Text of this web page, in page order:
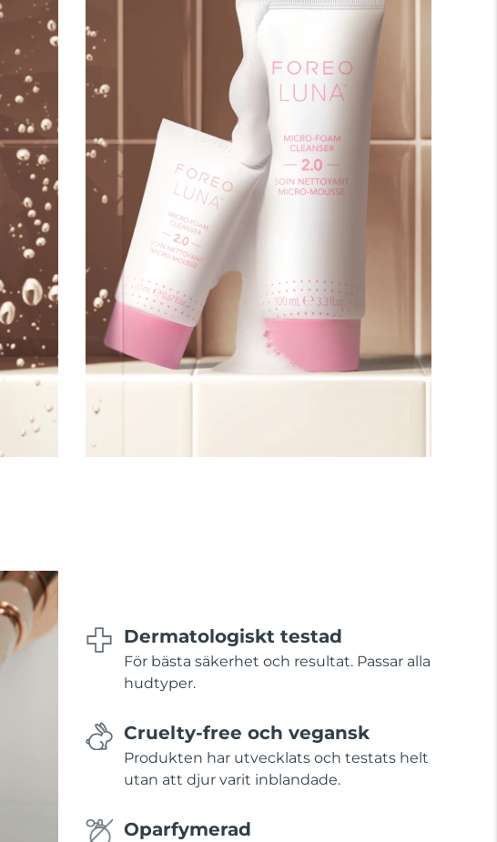
Dermatologiskt testad
För bästa säkerhet och resultat. Passar alla
hudtyper.
Cruelty-free och vegansk
Produkten har utvecklats och testats helt
utan att djur varit inblandade.
Oparfymerad